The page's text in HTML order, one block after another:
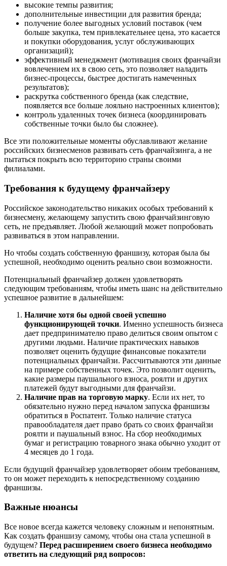
высокие темпы развития;
дополнительные инвестиции для развития бренда;
получение более выгодных условий поставок (чем
больше закупка, тем привлекательнее цена, это касается
и покупки оборудования, услуг обслуживающих
организаций);
эффективный менеджмент (мотивация своих франчайзи
вовлечением их в свою сеть, это позволяет наладить
бизнес-процессы, быстрее достигать намеченных
результатов);
раскрутка собственного бренда (как следствие,
появляется все больше лояльно настроенных клиентов);
контроль удаленных точек бизнеса (координировать
собственные точки было бы сложнее).
Все эти положительные моменты обуславливают желание
российских бизнесменов развивать сеть франчайзинга, а не
пытаться покрыть всю территорию страны своими
филиалами.
Требования к будущему франчайзеру
Российское законодательство никаких особых требований к
бизнесмену, желающему запустить свою франчайзинговую
сеть, не предъявляет. Любой желающий может попробовать
развиваться в этом направлении.
Но чтобы создать собственную франшизу, которая была бы
успешной, необходимо оценить реально свои возможности.
Потенциальный франчайзер должен удовлетворять
следующим требованиям, чтобы иметь шанс на действительно
успешное развитие в дальнейшем:
Наличие хотя бы одной своей успешно
функционирующей точки. Именно успешность бизнеса
дает предпринимателю право делиться своим опытом с
другими людьми. Наличие практических навыков
позволяет оценить будущие финансовые показатели
потенциальных франчайзи. Рассчитываются эти данные
на примере собственных точек. Это позволит оценить,
какие размеры паушального взноса, роялти и других
платежей будут выгодными для франчайзи.
Наличие прав на торговую марку. Если их нет, то
обязательно нужно перед началом запуска франшизы
обратиться в Роспатент. Только наличие статуса
правообладателя дает право брать со своих франчайзи
роялти и паушальный взнос. На сбор необходимых
бумаг и регистрацию товарного знака обычно уходит от
4 месяцев до 1 года.
Если будущий франчайзер удовлетворяет обоим требованиям,
то он может переходить к непосредственному созданию
франшизы.
Важные нюансы
Все новое всегда кажется человеку сложным и непонятным.
Как создать франшизу самому, чтобы она стала успешной в
будущем? Перед расширением своего бизнеса необходимо
ответить на следующий ряд вопросов: